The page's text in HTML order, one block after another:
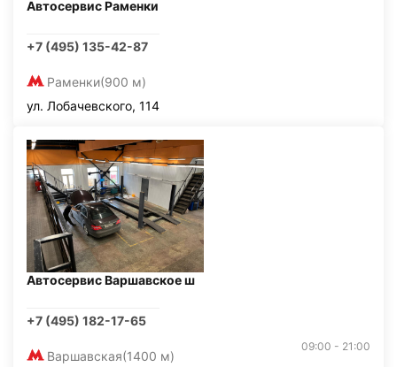
Автосервис Раменки
+7 (495) 135-42-87
Раменки(900 м)
ул. Лобачевского, 114
Автосервис Варшавское ш
+7 (495) 182-17-65
Варшавская(1400 м)
09:00 - 21:00